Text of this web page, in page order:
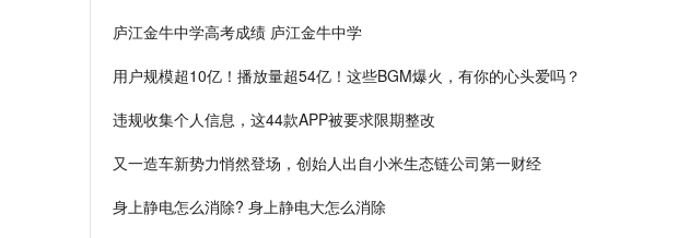
庐江金牛中学高考成绩 庐江金牛中学
用户规模超10亿！播放量超54亿！这些BGM爆火，有你的心头爱吗？
违规收集个人信息，这44款APP被要求限期整改
又一造车新势力悄然登场，创始人出自小米生态链公司第一财经
身上静电怎么消除? 身上静电大怎么消除